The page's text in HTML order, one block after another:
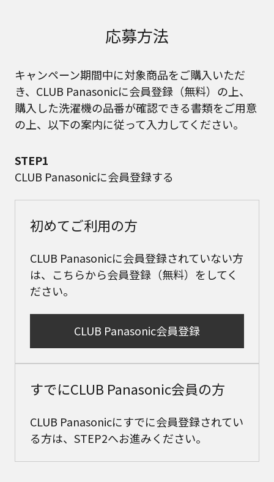
応募方法
キャンペーン期間中に対象商品をご購入いただ
き、CLUB Panasonicに会員登録（無料）の上、
購入した洗濯機の品番が確認できる書類をご用意
の上、以下の案内に従って入力してください。
STEP1
CLUB Panasonicに会員登録する
初めてご利用の方
CLUB Panasonicに会員登録されていない方
は、こちらから会員登録（無料）をしてく
ださい。
CLUB Panasonic会員登録
すでにCLUB Panasonic会員の方
CLUB Panasonicにすでに会員登録されてい
る方は、STEP2へお進みください。